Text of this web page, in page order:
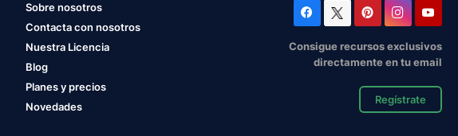
Sobre nosotros
Contacta con nosotros
Nuestra Licencia
Blog
Planes y precios
Novedades
Consigue recursos exclusivos
directamente en tu email
Regístrate